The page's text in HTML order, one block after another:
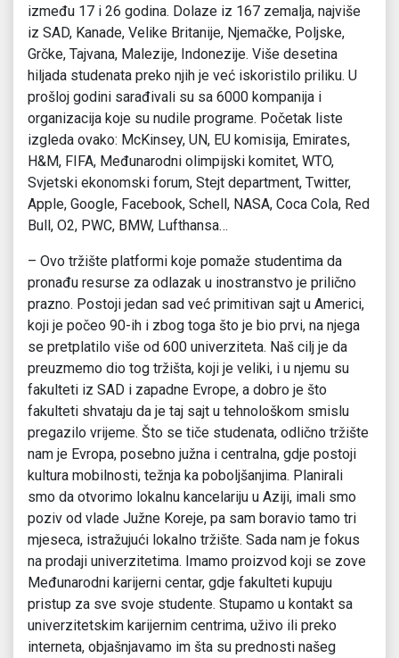
između 17 i 26 godina. Dolaze iz 167 zemalja, najviše
iz SAD, Kanade, Velike Britanije, Njemačke, Poljske,
Grčke, Tajvana, Malezije, Indonezije. Više desetina
hiljada studenata preko njih je već iskoristilo priliku. U
prošloj godini sarađivali su sa 6000 kompanija i
organizacija koje su nudile programe. Početak liste
izgleda ovako: McKinsey, UN, EU komisija, Emirates,
H&M, FIFA, Međunarodni olimpijski komitet, WTO,
Svjetski ekonomski forum, Stejt department, Twitter,
Apple, Google, Facebook, Schell, NASA, Coca Cola, Red
Bull, O2, PWC, BMW, Lufthansa…
– Ovo tržište platformi koje pomaže studentima da
pronađu resurse za odlazak u inostranstvo je prilično
prazno. Postoji jedan sad već primitivan sajt u Americi,
koji je počeo 90-ih i zbog toga što je bio prvi, na njega
se pretplatilo više od 600 univerziteta. Naš cilj je da
preuzmemo dio tog tržišta, koji je veliki, i u njemu su
fakulteti iz SAD i zapadne Evrope, a dobro je što
fakulteti shvataju da je taj sajt u tehnološkom smislu
pregazilo vrijeme. Što se tiče studenata, odlično tržište
nam je Evropa, posebno južna i centralna, gdje postoji
kultura mobilnosti, težnja ka poboljšanjima. Planirali
smo da otvorimo lokalnu kancelariju u Aziji, imali smo
poziv od vlade Južne Koreje, pa sam boravio tamo tri
mjeseca, istražujući lokalno tržište. Sada nam je fokus
na prodaji univerzitetima. Imamo proizvod koji se zove
Međunarodni karijerni centar, gdje fakulteti kupuju
pristup za sve svoje studente. Stupamo u kontakt sa
univerzitetskim karijernim centrima, uživo ili preko
interneta, objašnjavamo im šta su prednosti našeg